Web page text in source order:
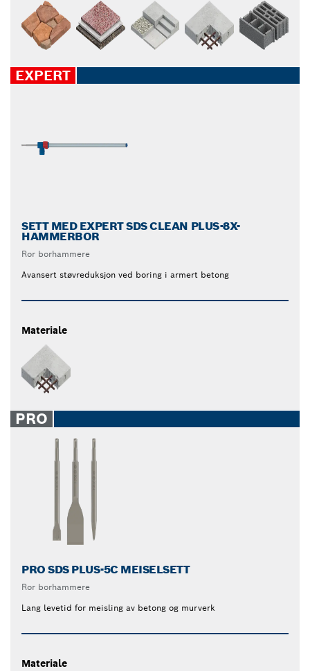
EXPERT
SETT MED EXPERT SDS CLEAN PLUS-8X-
HAMMERBOR
Ror borhammere
Avansert støvreduksjon ved boring i armert betong
Materiale
PRO
PRO SDS PLUS-5C MEISELSETT
Ror borhammere
Lang levetid for meisling av betong og murverk
Materiale